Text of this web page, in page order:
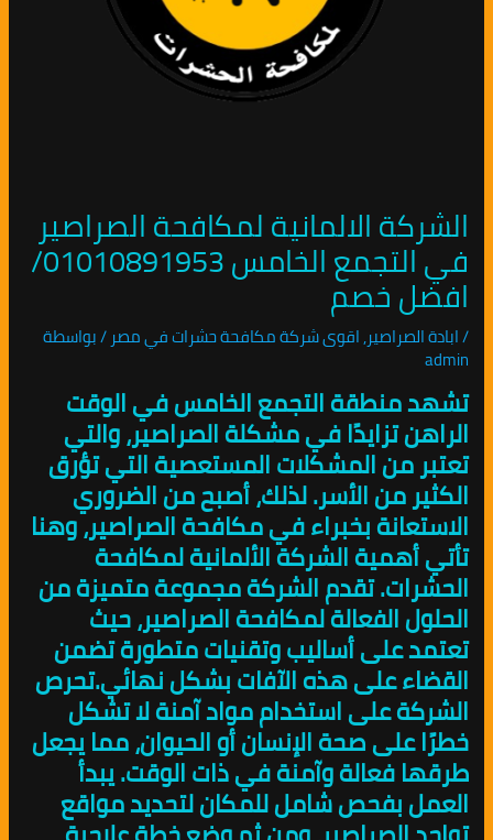
الشركة الالمانية لمكافحة الصراصير
في التجمع الخامس 01010891953/
افضل خصم
/ابادة الصراصير,اقوى شركة مكافحة حشرات في مصر / بواسطة
admin
تشهد منطقة التجمع الخامس في الوقت
الراهن تزايدًا في مشكلة الصراصير، والتي
تعتبر من المشكلات المستعصية التي تؤرق
الكثير من الأسر. لذلك، أصبح من الضروري
الاستعانة بخبراء في مكافحة الصراصير، وهنا
تأتي أهمية الشركة الألمانية لمكافحة
الحشرات. تقدم الشركة مجموعة متميزة من
الحلول الفعالة لمكافحة الصراصير، حيث
تعتمد على أساليب وتقنيات متطورة تضمن
القضاء على هذه الآفات بشكل نهائي.تحرص
الشركة على استخدام مواد آمنة لا تشكل
خطرًا على صحة الإنسان أو الحيوان، مما يجعل
طرقها فعالة وآمنة في ذات الوقت. يبدأ
العمل بفحص شامل للمكان لتحديد مواقع